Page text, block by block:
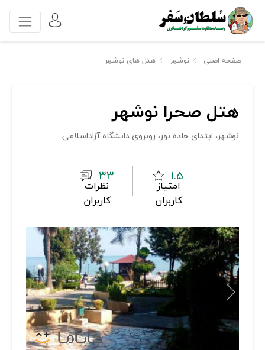
صفحه اصلی نوشهر هتل های نوشهر
هتل صحرا نوشهر
نوشهر، ابتدای جاده نور، روبروی دانشگاه آزاداسلامی
1.5
امتیاز
کاربران
33
نظرات
کاربران